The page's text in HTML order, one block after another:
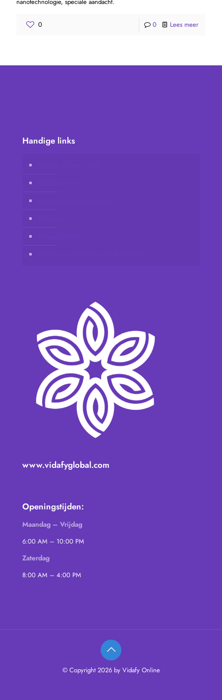
0 0 Lees meer
Handige links
www.vidafyglobal.com
Openingstijden:
Maandag – Vrijdag
6:00 AM – 10:00 PM
Zaterdag
8:00 AM – 4:00 PM
© Copyright 2026 by Vidafy Online